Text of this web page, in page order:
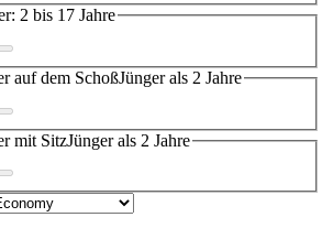
2 bis 17 Jahre
auf dem SchoßJünger als 2 Jahre
mit SitzJünger als 2 Jahre